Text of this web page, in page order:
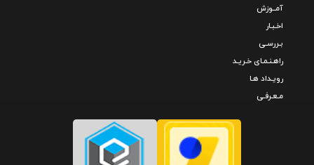
آمــوزش
اخـبـار
بـررسـی
راهـنـمـای خـریـد
رویـداد هـا
مـعـرفـی